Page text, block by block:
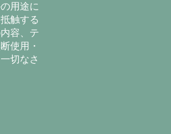
用途に
触する
容、テ
使用・
切なさ